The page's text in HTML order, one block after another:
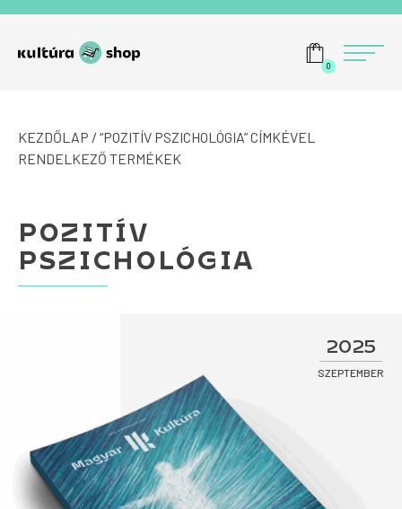
Menü
0
KEZDŐLAP / “POZITÍV PSZICHOLÓGIA” CÍMKÉVEL
RENDELKEZŐ TERMÉKEK
POZITÍV
PSZICHOLÓGIA
2025
SZEPTEMBER